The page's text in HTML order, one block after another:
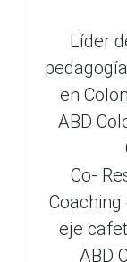
Líder
en
ABD
Co-
eje
ABD